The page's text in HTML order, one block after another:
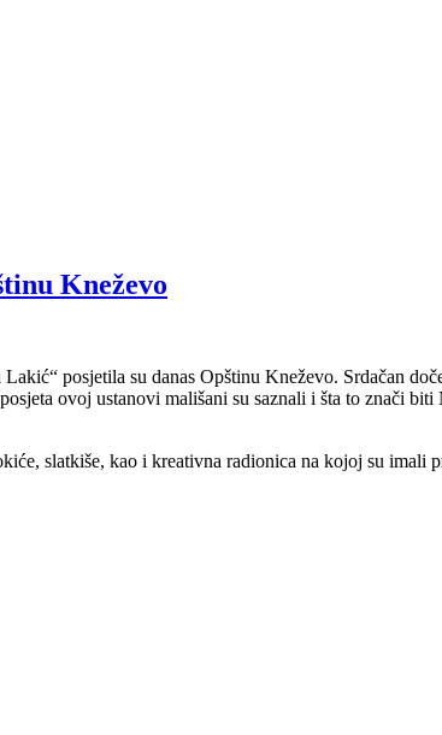
Kneževo
posjetila su danas Opštinu Kneževo. Srdačan
ovoj ustanovi mališani su saznali i šta to znači
slatkiše, kao i kreativna radionica na kojoj su